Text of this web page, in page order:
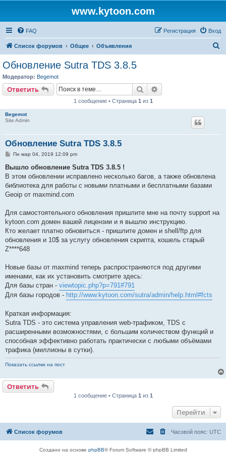
www.kytoon.com
FAQ Вход
Регистрация
Список форумов Общее Объявления
Обновление Sutra TDS 3.8.5
Модератор: Begemot
Ответить Поиск
1 сообщение • Страница 1 из 1
Begemot
Site Admin
Обновление Sutra TDS 3.8.5
С
о
щ
е
и
Пн мар 04, 2019 12:09 pm
Вышло обновление Sutra TDS 3.8.5 !
В этом обновлении исправлено несколько багов, а также обновлена
библиотека для работы с новыми платными и бесплатными базами
Geoip от maxmind.com
Для самостоятельного обновления пришлите мне на почту support на
kytoon.com домен вашей лицензии и я вышлю инструкцию.
Кто желает платно обновиться - пришлите домен и shell/ftp для
обновления и 10$ за услугу обновления скрипта, кошель старый
Z****648
Новые базы от maxmind теперь распространяются под другими
именами, как их установить смотрите здесь:
Для базы стран - viewtopic.php?p=791#791
Для базы городов - http://www.kytoon.com/sutra/admin/help.html#fcts
Краткая информация:
Sutra TDS - это система управления web-трафиком, TDS с
расширенными возможностями, с большим количеством функций и
способная эффективно работать практически с любыми объёмами
трафика (миллионы в сутки).
Показать ссылки на пост
Ответить
1 сообщение • Страница 1 из 1
Перейти
Список форумов Часовой пояс: UTC
Создано на основе phpBB® Forum Software © phpBB Limited